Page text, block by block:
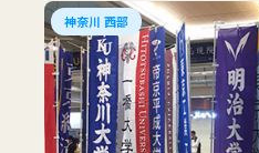
神奈川 西部